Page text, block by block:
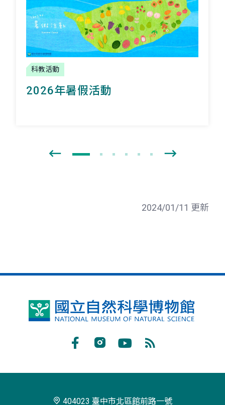
科教活動
2026年暑假活動
2024/01/11 更新
國
閱
404023 臺中市北區館前路一號